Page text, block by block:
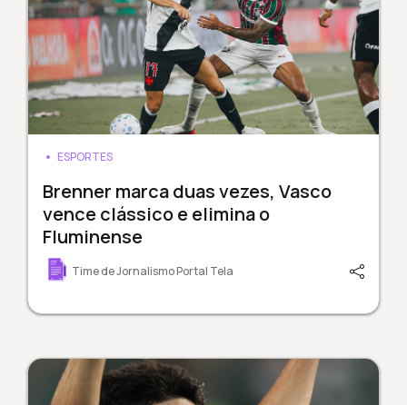
ESPORTES
Brenner marca duas vezes, Vasco
vence clássico e elimina o
Fluminense
Time de Jornalismo Portal Tela